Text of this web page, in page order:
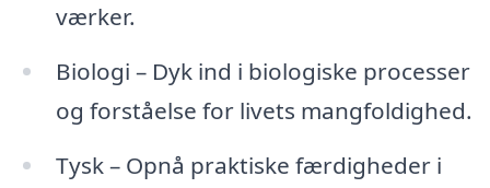
værker.
Biologi – Dyk ind i biologiske processer
og forståelse for livets mangfoldighed.
Tysk – Opnå praktiske færdigheder i